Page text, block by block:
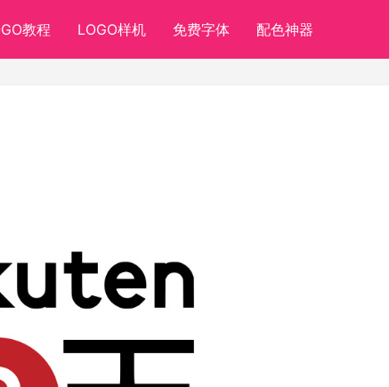
教程 LOGO样机 免费字体 配色神器